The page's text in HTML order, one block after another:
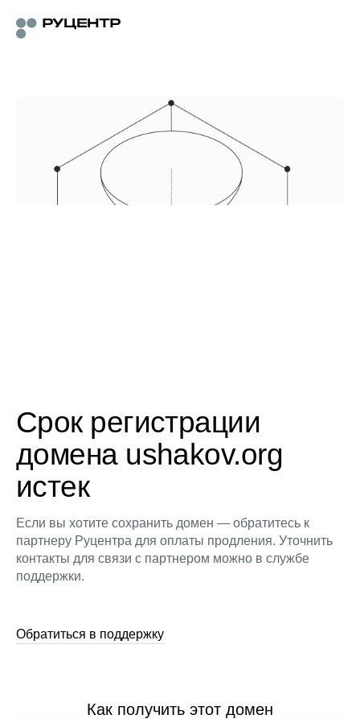
Срок регистрации
домена ushakov.org
истек
Если вы хотите сохранить домен — обратитесь к
партнеру Руцентра для оплаты продления. Уточнить
контакты для связи с партнером можно в службе
поддержки.
Обратиться в поддержку
Как получить этот домен